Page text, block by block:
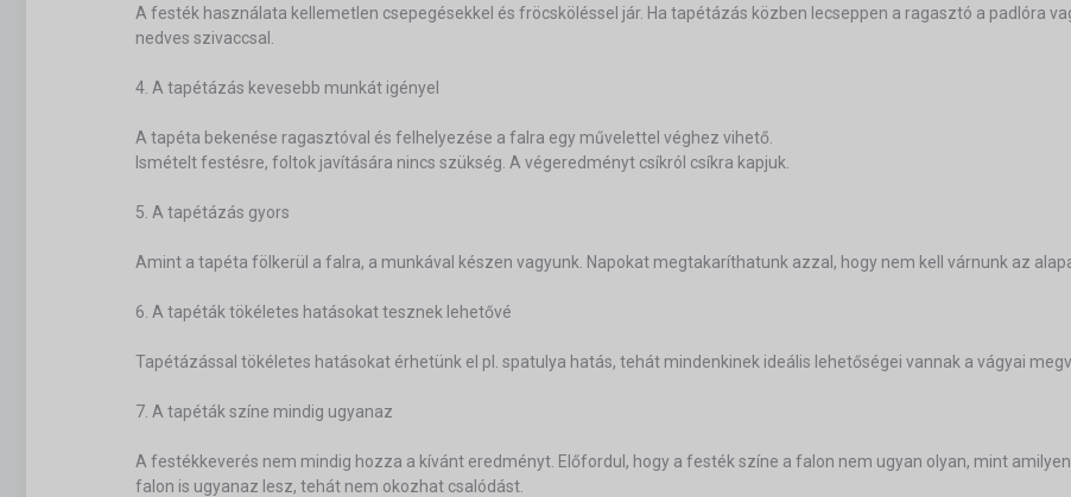
A festék használata kellemetlen csepegésekkel és fröcsköléssel jár. Ha tapétázás közben lecseppen a ragasztó a padlóra
nedves szivaccsal.
4. A tapétázás kevesebb munkát igényel
A tapéta bekenése ragasztóval és felhelyezése a falra egy művelettel véghez vihető.
Ismételt festésre, foltok javítására nincs szükség. A végeredményt csíkról csíkra kapjuk.
5. A tapétázás gyors
Amint a tapéta fölkerül a falra, a munkával készen vagyunk. Napokat megtakaríthatunk azzal, hogy nem kell várnunk az
6. A tapéták tökéletes hatásokat tesznek lehetővé
Tapétázással tökéletes hatásokat érhetünk el pl. spatulya hatás, tehát mindenkinek ideális lehetőségei vannak a vágyai
7. A tapéták színe mindig ugyanaz
A festékkeverés nem mindig hozza a kívánt eredményt. Előfordul, hogy a festék színe a falon nem ugyan olyan, mint
falon is ugyanaz lesz, tehát nem okozhat csalódást.